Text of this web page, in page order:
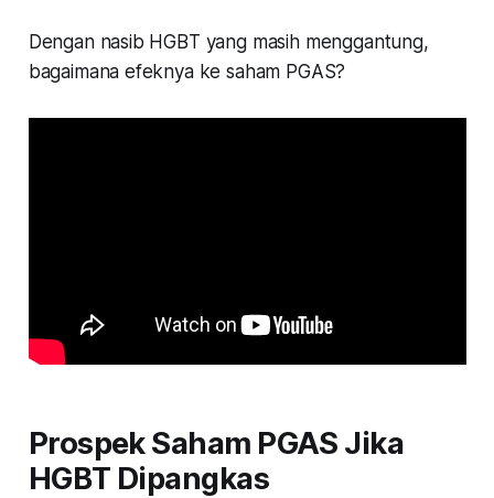
Dengan nasib HGBT yang masih menggantung,
bagaimana efeknya ke saham PGAS?
Prospek Saham PGAS Jika
HGBT Dipangkas